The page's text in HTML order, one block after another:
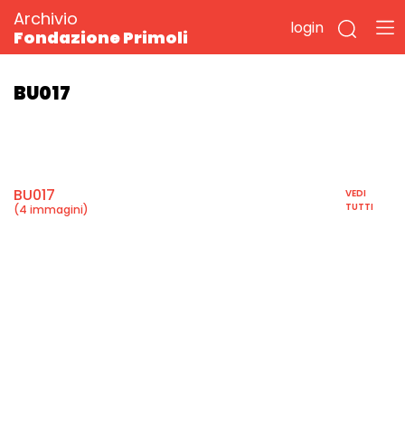
Archivio
Fondazione Primoli
login
BU017
BU017
(4 immagini)
VEDI
TUTTI